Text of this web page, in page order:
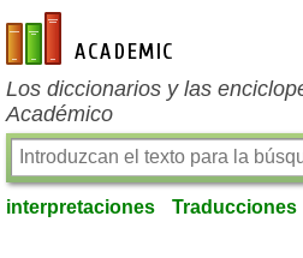
es-academic.com
Los diccionarios y las
Académico
interpretaciones Traducciones